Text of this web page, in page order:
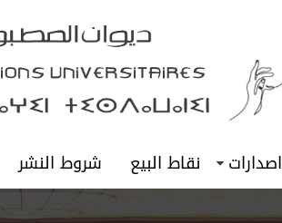
اصدارات نقاط البيع شروط النشر